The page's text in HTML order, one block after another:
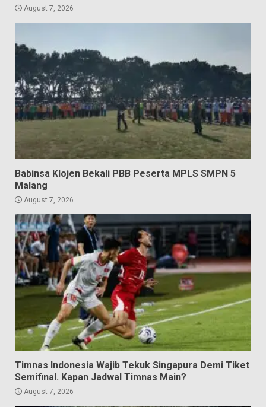
August 7, 2026
Babinsa Klojen Bekali PBB Peserta MPLS SMPN 5
Malang
August 7, 2026
Timnas Indonesia Wajib Tekuk Singapura Demi Tiket
Semifinal. Kapan Jadwal Timnas Main?
August 7, 2026